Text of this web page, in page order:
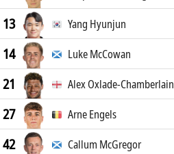
13 Yang Hyunjun
14 Luke McCowan
21 Alex Oxlade-Chamberlain
27 Arne Engels
42 Callum McGregor